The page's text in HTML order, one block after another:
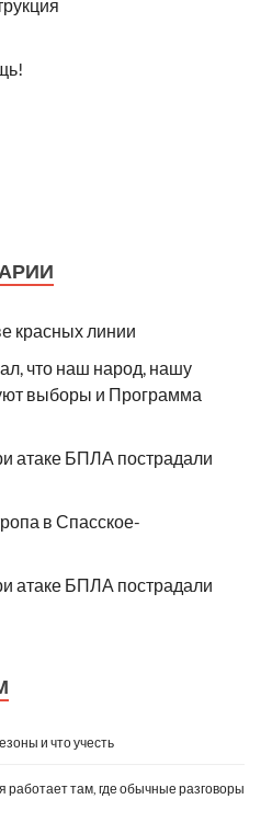
красных линии
что наш народ, нашу
выборы и Программа
атаке БПЛА пострадали
в Спасское-
атаке БПЛА пострадали
и что учесть
работает там, где обычные разговоры